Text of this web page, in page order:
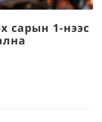
сарын 1-нээс